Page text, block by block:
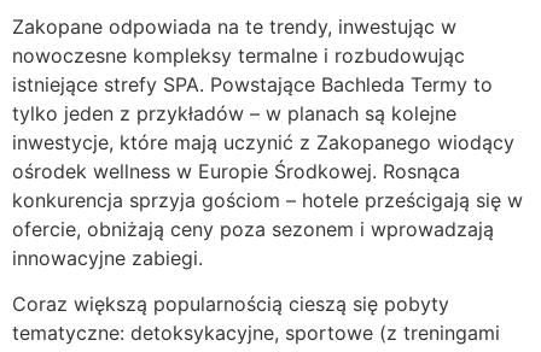
Zakopane odpowiada na te trendy, inwestując w
nowoczesne kompleksy termalne i rozbudowując
istniejące strefy SPA. Powstające Bachleda Termy to
tylko jeden z przykładów – w planach są kolejne
inwestycje, które mają uczynić z Zakopanego wiodący
ośrodek wellness w Europie Środkowej. Rosnąca
konkurencja sprzyja gościom – hotele prześcigają się w
ofercie, obniżają ceny poza sezonem i wprowadzają
innowacyjne zabiegi.
Coraz większą popularnością cieszą się pobyty
tematyczne: detoksykacyjne, sportowe (z treningami